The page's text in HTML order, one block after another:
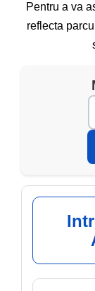
Pentru a va
reflecta